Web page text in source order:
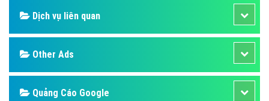
Dịch vụ liên quan
Other Ads
Quảng Cáo Google